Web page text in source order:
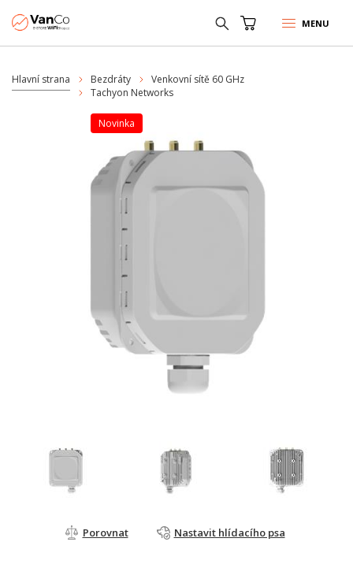
MENU
Hlavní strana Bezdráty
Venkovní sítě 60 GHz
Tachyon Networks
Novinka
Porovnat Nastavit hlídacího psa